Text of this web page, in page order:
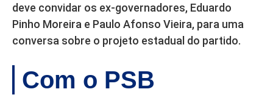
deve convidar os ex-governadores, Eduardo
Pinho Moreira e Paulo Afonso Vieira, para uma
conversa sobre o projeto estadual do partido.
Com o PSB